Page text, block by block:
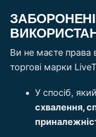
Ви не маєте права
торгові марки
У спосіб,
схвалення,